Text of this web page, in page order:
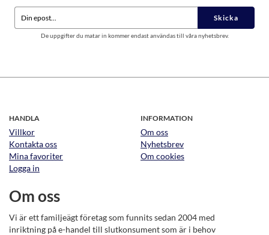
Skicka
De uppgifter du matar in kommer endast användas till våra nyhetsbrev.
HANDLA
Villkor
Kontakta oss
Mina favoriter
Logga in
INFORMATION
Om oss
Nyhetsbrev
Om cookies
Om oss
Vi är ett familjeägt företag som funnits sedan 2004 med
inriktning på e-handel till slutkonsument som är i behov